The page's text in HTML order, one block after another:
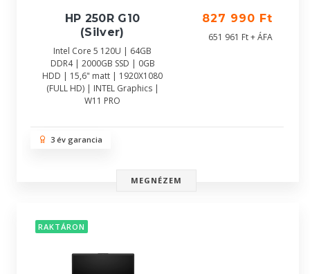
HP 250R G10
(Silver)
Intel Core 5 120U | 64GB
DDR4 | 2000GB SSD | 0GB
HDD | 15,6" matt | 1920X1080
(FULL HD) | INTEL Graphics |
W11 PRO
827 990 Ft
651 961 Ft + ÁFA
3 év garancia
MEGNÉZEM
RAKTÁRON